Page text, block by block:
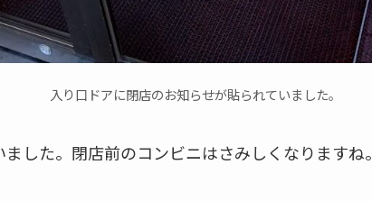
入り口ドアに閉店のお知らせが貼られていました。
した。閉店前のコンビニはさみしくなりますね。